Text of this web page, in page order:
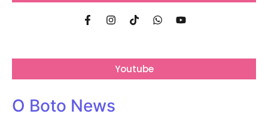
Youtube
O Boto News